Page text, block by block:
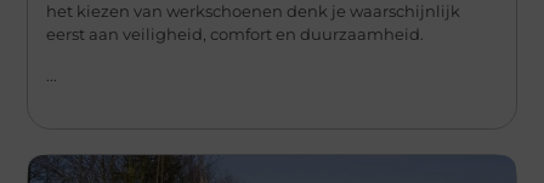
het kiezen van werkschoenen denk je waarschijnlijk
eerst aan veiligheid, comfort en duurzaamheid.